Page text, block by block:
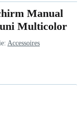
Manual
Multicolor
Accessoires